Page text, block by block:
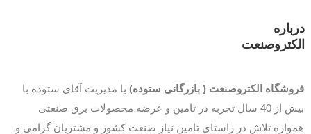
درباره
الکتروصنعت
فروشگاه الکتروصنعت ( بازرگانی ستوده) با مدیریت آقای ستوده با
بیش از 40 سال تجربه در تامین و عرضه محصولات برق صنعتی
همواره تلاش در راستای تامین نیاز صنعت کشور و مشتریان گرامی و